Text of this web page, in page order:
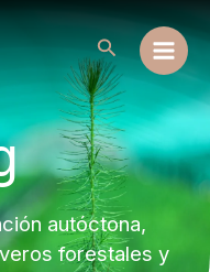
Buscar
autóctona,
forestales y